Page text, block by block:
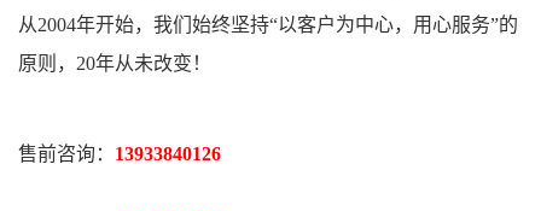
从2004年开始，我们始终坚持“以客户为中心，用心服务”的
原则 ，20年从未改变！
售前咨询： 13933840126